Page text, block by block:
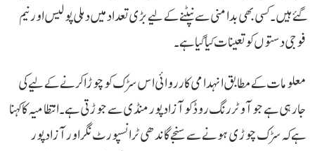
گئے ہیں۔ کسی بھی بدامنی سے نپٹنے کے لیے بڑی تعداد میں دہلی پولیس اور نیم
فوجی دستوں کو تعینات کیا گیا ہے۔
معلومات کے مطابق انہدامی کارروائی اس سڑک کو چوڑا کرنے کے لیے کی
جارہی ہے جو آوٹر رنگ روڈ کو آزاد پور منڈی سے جوڑتی ہے۔ انتظامیہ کا کہنا
ہے کہ سڑک چوڑی ہونے سے سنجے گاندھی ٹرانسپورٹ نگر اور آزاد پور